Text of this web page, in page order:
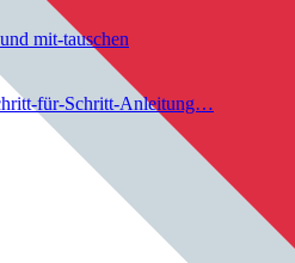
mit-tauschen
für-Schritt-Anleitung…